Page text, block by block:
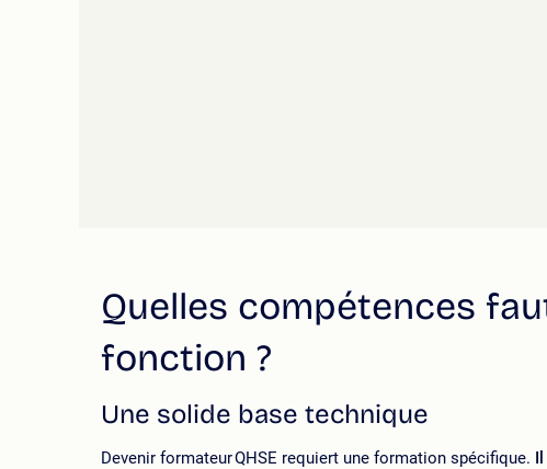
Quelles compétences
fonction ?
Une solide base technique
Devenir formateur QHSE requiert une formation spécifique.